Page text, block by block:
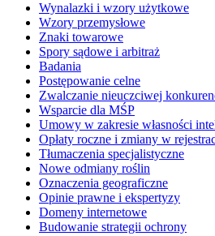
Wynalazki i wzory użytkowe
Wzory przemysłowe
Znaki towarowe
Spory sądowe i arbitraż
Badania
Postępowanie celne
Zwalczanie nieuczciwej
Wsparcie dla MŚP
Umowy w zakresie własności
Opłaty roczne i zmiany w
Tłumaczenia specjalistyczne
Nowe odmiany roślin
Oznaczenia geograficzne
Opinie prawne i ekspertyzy
Domeny internetowe
Budowanie strategii ochrony